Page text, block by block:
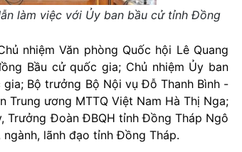
làm việc với Ủy ban bầu cử tỉnh Đồng
nhiệm Văn phòng Quốc hội Lê Quang
Bầu cử quốc gia; Chủ nhiệm Ủy ban
Bộ trưởng Bộ Nội vụ Đỗ Thanh Bình -
ương MTTQ Việt Nam Hà Thị Nga;
Trưởng Đoàn ĐBQH tỉnh Đồng Tháp Ngô
lãnh đạo tỉnh Đồng Tháp.